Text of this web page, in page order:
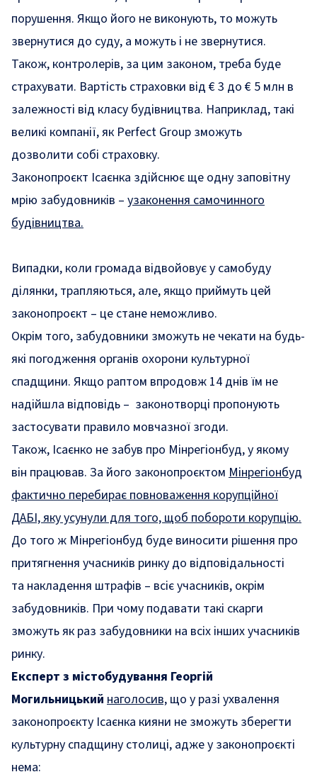
порушення. Якщо його не виконують, то можуть
звернутися до суду, а можуть і не звернутися.
Також, контролерів, за цим законом, треба буде
страхувати. Вартість страховки від € 3 до € 5 млн в
залежності від класу будівництва. Наприклад, такі
великі компанії, як Perfect Group зможуть
дозволити собі страховку.
Законопроєкт Ісаєнка здійснює ще одну заповітну
мрію забудовників – узаконення самочинного
будівництва.
Випадки, коли громада відвойовує у самобуду
ділянки, трапляються, але, якщо приймуть цей
законопроєкт – це стане неможливо.
Окрім того, забудовники зможуть не чекати на будь-
які погодження органів охорони культурної
спадщини. Якщо раптом впродовж 14 днів їм не
надійшла відповідь – законотворці пропонують
застосувати правило мовчазної згоди.
Також, Ісаєнко не забув про Мінрегіонбуд, у якому
він працював. За його законопроєктом Мінрегіонбуд
фактично перебираєповноваження корупційної
ДАБІ, яку усунули для того, щоб побороти корупцію.
До того ж Мінрегіонбуд буде виносити рішення про
притягнення учасників ринку до відповідальності
та накладення штрафів – всіє учасників, окрім
забудовників. При чому подавати такі скарги
зможуть як раз забудовники на всіх інших учасників
ринку.
Експерт з містобудування Георгій
Могильницький наголосив, що у разі ухвалення
законопроєкту Ісаєнка кияни не зможуть зберегти
культурну спадщину столиці, адже у законопроєкті
нема: